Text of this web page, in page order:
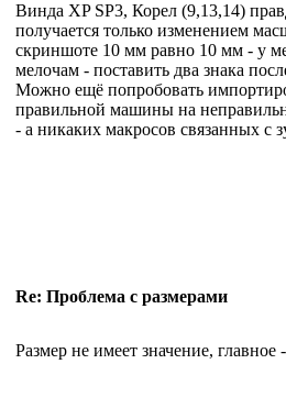
Винда XP SP3, Корел (9,13,14)
получается только изменением
скриншоте 10 мм равно 10 мм - у
мелочам - поставить два знака
Можно ещё попробовать
правильной машины на
- а никаких макросов связанных с
Re: Проблема с размерами
Размер не имеет значение,